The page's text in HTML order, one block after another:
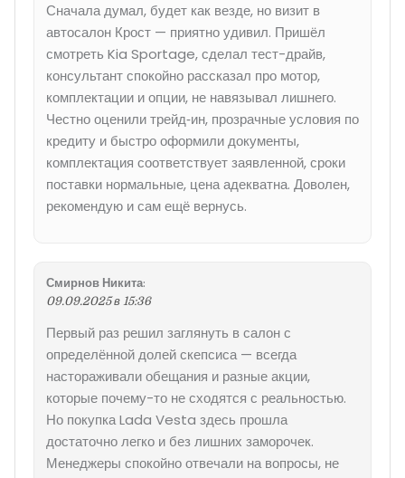
Сначала думал, будет как везде, но визит в
автосалон Крост — приятно удивил. Пришёл
смотреть Kia Sportage, сделал тест-драйв,
консультант спокойно рассказал про мотор,
комплектации и опции, не навязывал лишнего.
Честно оценили трейд‑ин, прозрачные условия по
кредиту и быстро оформили документы,
комплектация соответствует заявленной, сроки
поставки нормальные, цена адекватна. Доволен,
рекомендую и сам ещё вернусь.
Смирнов Никита:
09.09.2025 в 15:36
Первый раз решил заглянуть в салон с
определённой долей скепсиса — всегда
настораживали обещания и разные акции,
которые почему-то не сходятся с реальностью.
Но покупка Lada Vesta здесь прошла
достаточно легко и без лишних заморочек.
Менеджеры спокойно отвечали на вопросы, не